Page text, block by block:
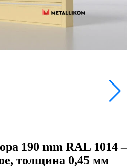
190 mm RAL 1014 –
толщина 0,45 мм